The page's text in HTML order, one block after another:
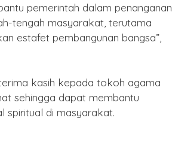
pemerintah dalam penanganan
tengah masyarakat, terutama
estafet pembangunan bangsa”,
kasih kepada tokoh agama
sehingga dapat membantu
spiritual di masyarakat.